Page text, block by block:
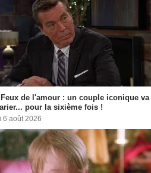
Feux de l'amour : un couple iconique va
pour la sixième fois !
6 août 2026